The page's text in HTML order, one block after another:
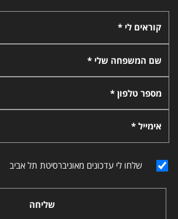
קוראים לי *
שם המשפחה שלי *
מספר טלפון *
אימייל *
שלחו לי עדכונים מאוניברסיטת תל אביב
שליחה